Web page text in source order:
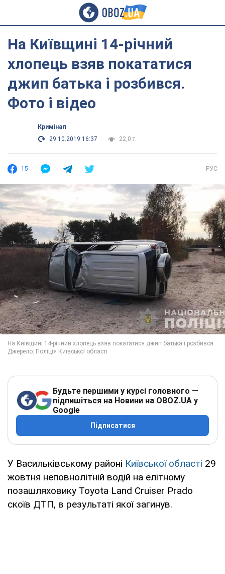
На Київщині 14-річний
хлопець взяв покататися
джип батька і розбився.
Фото і відео
Кримінал
29.10.2019 16:37
22,0 т.
15 РУС
Будьте першими у курсі головного —
підпишіться на Новини на OBOZ.UA у
Google
Підписатися
У Васильківському районі Київської області 29
жовтня неповнолітній водій на елітному
позашляховику Toyota Land Cruiser Prado
скоїв ДТП, в результаті якої загинув.